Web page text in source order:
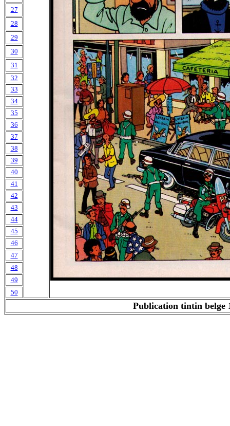
27
28
29
30
31
32
33
34
35
36
37
38
39
40
41
42
43
44
45
46
47
48
49
50
Publication tintin belge